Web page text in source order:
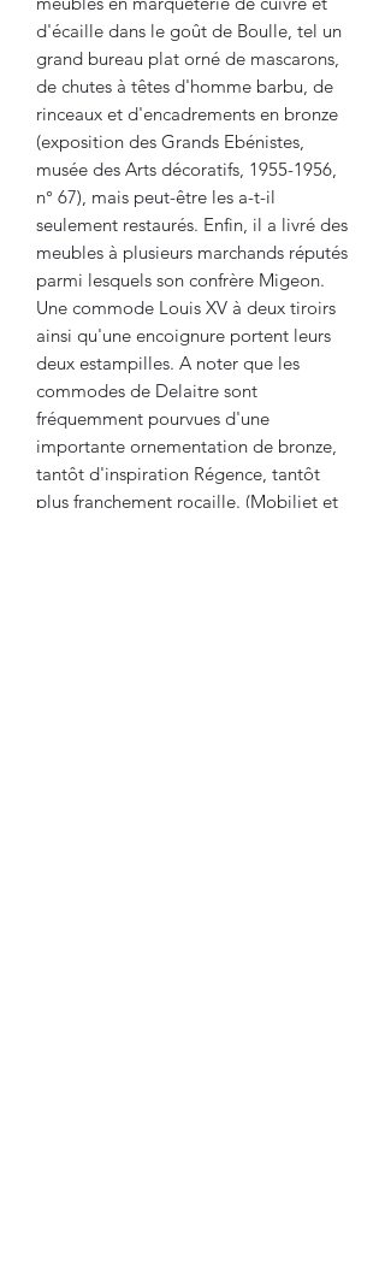
d'écaille dans le goût de Boulle, tel un
grand bureau plat orné de mascarons,
de chutes à têtes d'homme barbu, de
rinceaux et d'encadrements en bronze
(exposition des Grands Ebénistes,
musée des Arts décoratifs, 1955-1956,
n° 67), mais peut-être les a-t-il
seulement restaurés. Enfin, il a livré des
meubles à plusieurs marchands réputés
parmi lesquels son confrère Migeon.
Une commode Louis XV à deux tiroirs
ainsi qu'une encoignure portent leurs
deux estampilles. A noter que les
commodes de Delaitre sont
fréquemment pourvues d'une
importante ornementation de bronze,
tantôt d'inspiration Régence, tantôt
plus franchement rocaille. (Mobiliet et